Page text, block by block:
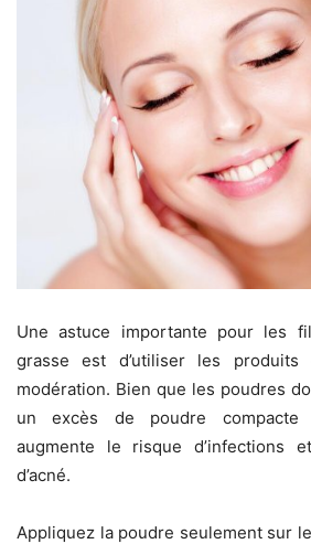
Une astuce importante pour les
grasse est d’utiliser les produits
modération. Bien que les poudres
un excès de poudre compacte
augmente le risque d’infections
d’acné.
Appliquez la poudre seulement sur